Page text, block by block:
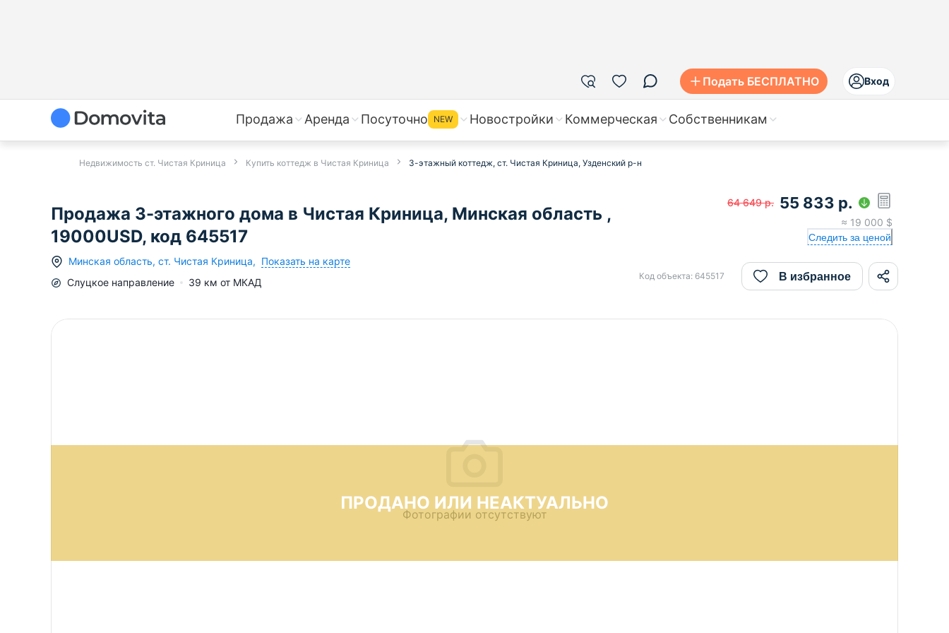
Подать БЕСПЛАТНО Вход
Продажа Аренда Посуточно NEW Новостройки Коммерческая Собственникам
Недвижимость ст. Чистая Криница Купить коттедж в Чистая Криница 3-этажный коттедж, ст. Чистая Криница, Узденский р-н
Продажа 3-этажного дома в Чистая Криница, Минская область ,
19000USD, код 645517
Минская область, ст. Чистая Криница, Показать на карте
Слуцкое направление 39 км от МКАД
64 649 р. 55 833 р.
≈ 19 000 $
Следить за ценой
Код объекта: 645517 В избранное
ПРОДАНО ИЛИ НЕАКТУАЛЬНО
Фотографии отсутствуют